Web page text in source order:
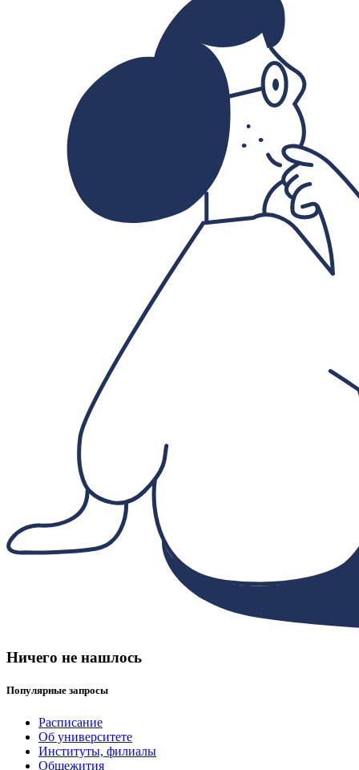
Ничего не нашлось
Популярные запросы
Расписание
Об университете
Институты, филиалы
Общежития